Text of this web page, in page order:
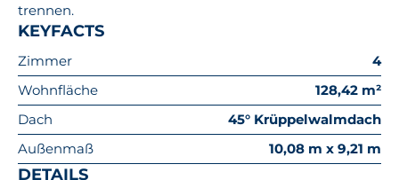
trennen.
KEYFACTS
Zimmer
4
Wohnfläche
128,42 m²
Dach
45° Krüppelwalmdach
Außenmaß
10,08 m x 9,21 m
DETAILS